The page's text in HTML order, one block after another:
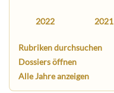
2022 2021
Rubriken durchsuchen
Dossiers öffnen
Alle Jahre anzeigen